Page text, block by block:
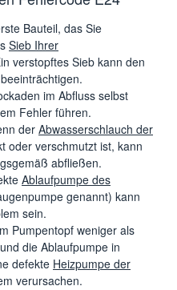
Bauteil, das Sie
Sieb Ihrer
verstopftes Sieb kann den
im Abfluss selbst
Fehler führen.
der Abwasserschlauch der
oder verschmutzt ist, kann
abfließen.
Ablaufpumpe des
genannt) kann
sein.
Pumpentopf weniger als
die Ablaufpumpe in
defekte Heizpumpe der
verursachen.